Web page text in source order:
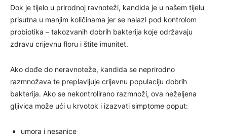
Dok je tijelo u prirodnoj ravnoteži, kandida je u našem tijelu
prisutna u manjim količinama jer se nalazi pod kontrolom
probiotika – takozvanih dobrih bakterija koje održavaju
zdravu crijevnu floru i štite imunitet.
Ako dođe do neravnoteže, kandida se neprirodno
razmnožava te preplavljuje crijevnu populaciju dobrih
bakterija. Ako se nekontrolirano razmnoži, ova neželjena
gljivica može ući u krvotok i izazvati simptome poput:
umora i nesanice